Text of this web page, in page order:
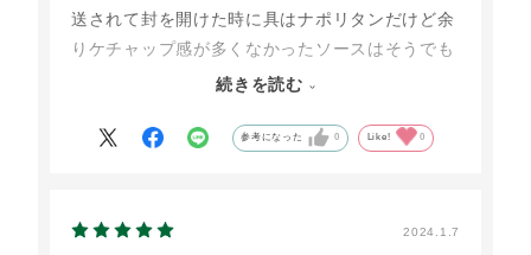
送されて封を開けた時に具はナポリタンだけど余
りケチャップ感が多くなかったソースはそうでも
ないのかな?と思ったら大間違いでした
ケチャップ多めではないのに美味しかった~
続きを読む
参考になった 0 Like! 0
2024.1.7